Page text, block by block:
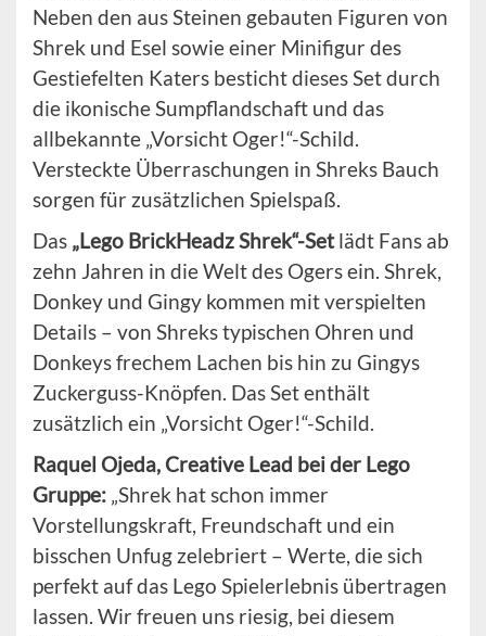
Neben den aus Steinen gebauten Figuren von
Shrek und Esel sowie einer Minifigur des
Gestiefelten Katers besticht dieses Set durch
die ikonische Sumpflandschaft und das
allbekannte „Vorsicht Oger!“-Schild.
Versteckte Überraschungen in Shreks Bauch
sorgen für zusätzlichen Spielspaß.
Das „Lego BrickHeadz Shrek“-Setlädt Fans ab
zehn Jahren in die Welt des Ogers ein. Shrek,
Donkey und Gingy kommen mit verspielten
Details – von Shreks typischen Ohren und
Donkeys frechem Lachen bis hin zu Gingys
Zuckerguss-Knöpfen. Das Set enthält
zusätzlich ein „Vorsicht Oger!“-Schild.
Raquel Ojeda, Creative Lead bei der Lego
Gruppe: „Shrek hat schon immer
Vorstellungskraft, Freundschaft und ein
bisschen Unfug zelebriert – Werte, die sich
perfekt auf das Lego Spielerlebnis übertragen
lassen. Wir freuen uns riesig, bei diesem